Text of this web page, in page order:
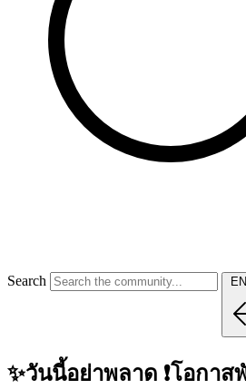
Search
✨วันนี้อย่าพลาด ❗️โอกา